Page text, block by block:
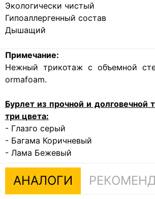
Экологически чистый
Гипоаллергенный состав
Дышащий
Примечание:
Нежный трикотаж с объемной
ormafoam.
Бурлет из прочной и долговечной
три цвета:
- Глазго серый
- Багама Коричневый
- Лама Бежевый
АНАЛОГИ